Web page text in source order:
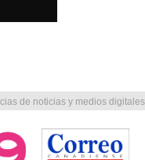
de noticias y medios digitales